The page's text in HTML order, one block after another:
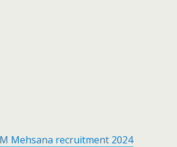
Mehsana recruitment 2024